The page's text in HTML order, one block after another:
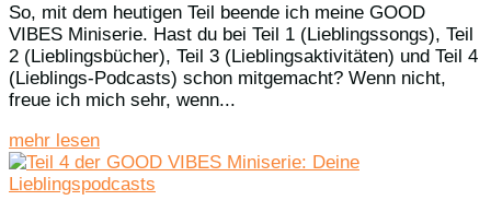
So, mit dem heutigen Teil beende ich meine GOOD
VIBES Miniserie. Hast du bei Teil 1 (Lieblingssongs), Teil
2 (Lieblingsbücher), Teil 3 (Lieblingsaktivitäten) und Teil 4
(Lieblings-Podcasts) schon mitgemacht? Wenn nicht,
freue ich mich sehr, wenn...
mehr lesen